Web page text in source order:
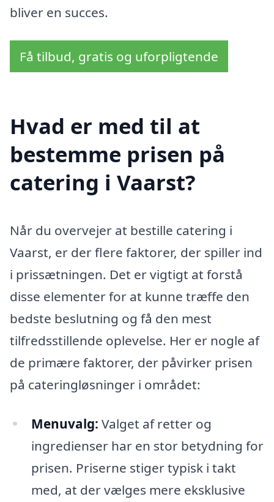
bliver en succes.
Få tilbud, gratis og uforpligtende
Hvad er med til at
bestemme prisen på
catering i Vaarst?
Når du overvejer at bestille catering i
Vaarst, er der flere faktorer, der spiller ind
i prissætningen. Det er vigtigt at forstå
disse elementer for at kunne træffe den
bedste beslutning og få den mest
tilfredsstillende oplevelse. Her er nogle af
de primære faktorer, der påvirker prisen
på cateringløsninger i området:
Menuvalg: Valget af retter og
ingredienser har en stor betydning for
prisen. Priserne stiger typisk i takt
med, at der vælges mere eksklusive